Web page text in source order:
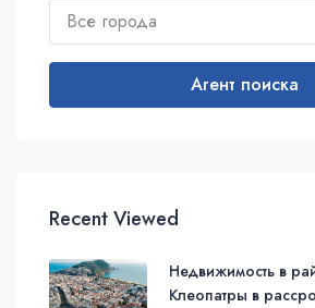
Все города
Агент поиска
Recent Viewed
Недвижимость в
Клеопатры в